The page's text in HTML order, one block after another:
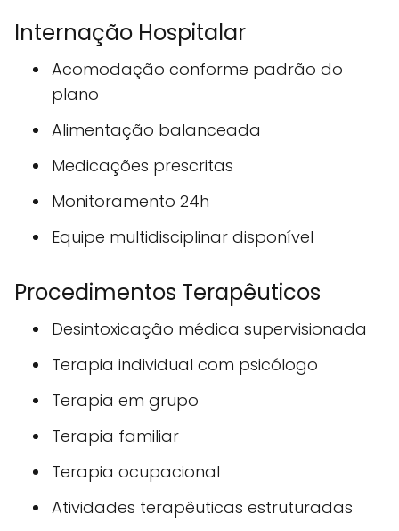
Internação Hospitalar
Acomodação conforme padrão do
plano
Alimentação balanceada
Medicações prescritas
Monitoramento 24h
Equipe multidisciplinar disponível
Procedimentos Terapêuticos
Desintoxicação médica supervisionada
Terapia individual com psicólogo
Terapia em grupo
Terapia familiar
Terapia ocupacional
Atividades terapêuticas estruturadas